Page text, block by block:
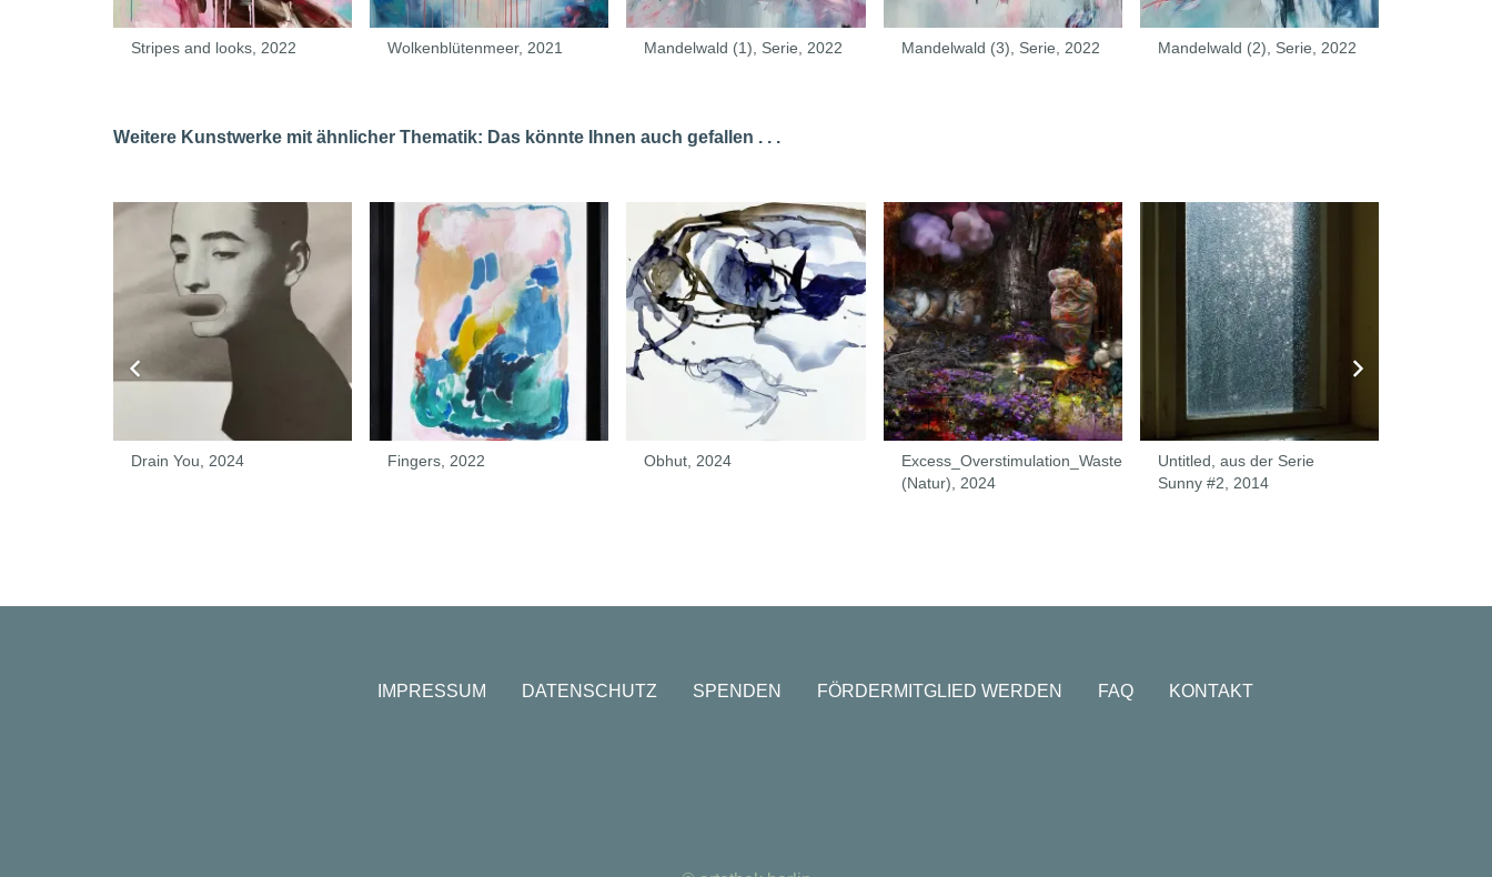
Stripes and looks, 2022 Wolkenblütenmeer, 2021 Mandelwald (1), Serie, 2022 Mandelwald (3), Serie, 2022 Mandelwald (2), Serie, 2022
Weitere Kunstwerke mit ähnlicher Thematik: Das könnte Ihnen auch gefallen . . .
Drain You, 2024 Fingers, 2022 Obhut, 2024
Excess_Overstimulation_Waste
(Natur), 2024
Untitled, aus der Serie
Sunny #2, 2014
IMPRESSUM DATENSCHUTZ SPENDEN FÖRDERMITGLIED WERDEN FAQ KONTAKT